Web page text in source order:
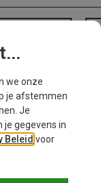
we onze
je afstemmen
Je
je gegevens in
Beleid voor